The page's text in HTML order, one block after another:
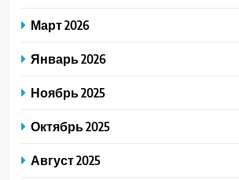
Март 2026
Январь 2026
Ноябрь 2025
Октябрь 2025
Август 2025